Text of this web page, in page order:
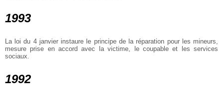
1993
La loi du 4 janvier instaure le principe de la réparation pour les mineurs,
mesure prise en accord avec la victime, le coupable et les services
sociaux.
1992